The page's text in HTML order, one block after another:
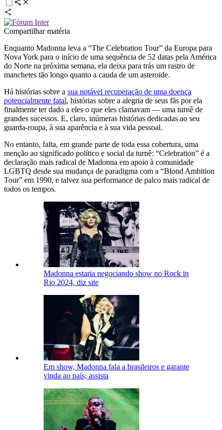
Compartilhar matéria
Enquanto Madonna leva a “The Celebration Tour” da Europa para
Nova York para o início de uma sequência de 52 datas pela América
do Norte na próxima semana, ela deixa para trás um rastro de
manchetes tão longo quanto a cauda de um asteroide.
Há histórias sobre a sua notável recuperação de uma doença
potencialmente fatal, histórias sobre a alegria de seus fãs por ela
finalmente ter dado a eles o que eles clamavam — uma turnê de
grandes sucessos. E, claro, inúmeras histórias dedicadas ao seu
guarda-roupa, à sua aparência e à sua vida pessoal.
No entanto, falta, em grande parte de toda essa cobertura, uma
menção ao significado político e social da turnê: “Celebration” é a
declaração mais radical de Madonna em apoio à comunidade
LGBTQ desde sua mudança de paradigma com a “Blond Ambition
Tour” em 1990, e talvez sua performance de palco mais radical de
todos os tempos.
Madonna estaria negociando show no Rock in
Rio 2024, diz site
Em show, Madonna fala a brasileiros e garante
vinda ao país; assista